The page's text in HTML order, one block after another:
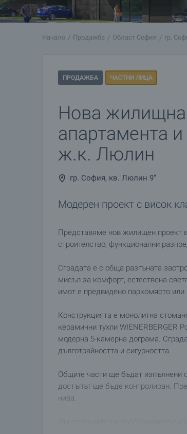
Начало Продажба Област София гр.
ПРОДАЖБА ЧАСТНИ ЛИЦА
Нова жилищна
апартамента
ж.к. Люлин
гр. София, кв."Люлин 9"
Модерен проект с висок
Представяме нов жилищен проект
строителство, функционални
Сградата е с обща разгъната
мисъл за комфорт, естествена
имот е предвидено паркомясто
Конструкцията е монолитна
керамични тухли WIENERBERGER
модерна 5-камерна дограма.
дълготрайността и сигурността.
Общите части ще бъдат изпълнени
достъпът ще бъде контролиран.
нива.